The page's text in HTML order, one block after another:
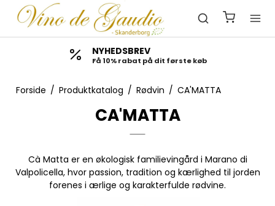
NYHEDSBREV
Få 10% rabat på dit første køb
Forside / Produktkatalog / Rødvin / CA'MATTA
CA'MATTA
Cà Matta er en økologisk familievingård i Marano di
Valpolicella, hvor passion, tradition og kærlighed til jorden
forenes i ærlige og karakterfulde rødvine.